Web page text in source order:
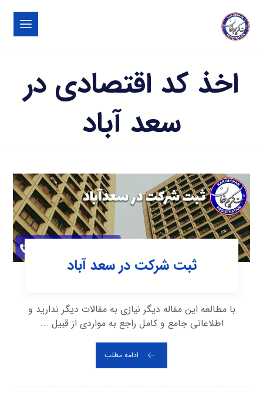
اخذ کد اقتصادی در
سعد آباد
ثبت شرکت در سعد آباد
با مطالعه این مقاله دیگر نیازی به مقالات دیگر ندارید و
اطلاعاتی جامع و کامل راجع به مواردی از قبیل ...
ادامه مطلب